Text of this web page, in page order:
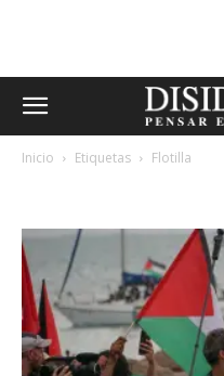
Inicio Etiquetas Flotilla